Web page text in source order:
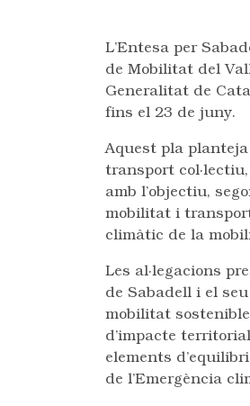
L’Entesa per
de Mobilitat del
Generalitat de
fins el 23 de juny.
Aquest pla planteja
transport
amb l’objectiu,
mobilitat i
climàtic de la
Les al·legacions
de Sabadell i el
mobilitat
d’impacte
elements
de l’Emergència